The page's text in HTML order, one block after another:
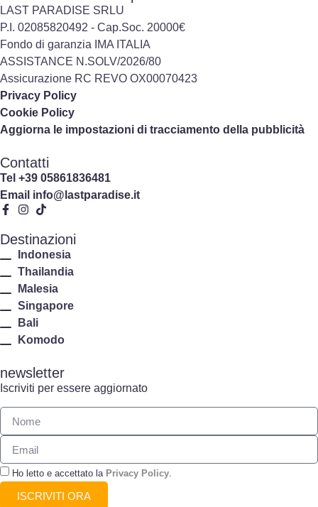
LAST PARADISE SRLU
P.I. 02085820492 - Cap.Soc. 20000€
Fondo di garanzia IMA ITALIA
ASSISTANCE N.SOLV/2026/80
Assicurazione RC REVO OX00070423
Privacy Policy
Cookie Policy
Aggiorna le impostazioni di tracciamento della pubblicità
Contatti
Tel +39 05861836481
Email info@lastparadise.it
Destinazioni
Indonesia
Thailandia
Malesia
Singapore
Bali
Komodo
newsletter
Iscriviti per essere aggiornato
Ho letto e accettato la Privacy Policy
ISCRIVITI ORA